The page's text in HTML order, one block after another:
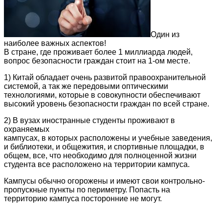
Один из
наиболее важных аспектов!
В стране, где проживает более 1 миллиарда людей,
вопрос безопасности граждан стоит на 1-ом месте.
1) Китай обладает очень развитой правоохранительной
системой, а так же передовыми оптическими
технологиями, которые в совокупности обеспечивают
высокий уровень безопасности граждан по всей стране.
2) В вузах иностранные студенты проживают в
охраняемых
кампусах, в которых расположены и учебные заведения,
и библиотеки, и общежития, и спортивные площадки, в
общем, все, что необходимо для полноценной жизни
студента все расположено на территории кампуса.
Кампусы обычно огорожены и имеют свои контрольно-
пропускные пункты по периметру. Попасть на
территорию кампуса посторонние не могут.